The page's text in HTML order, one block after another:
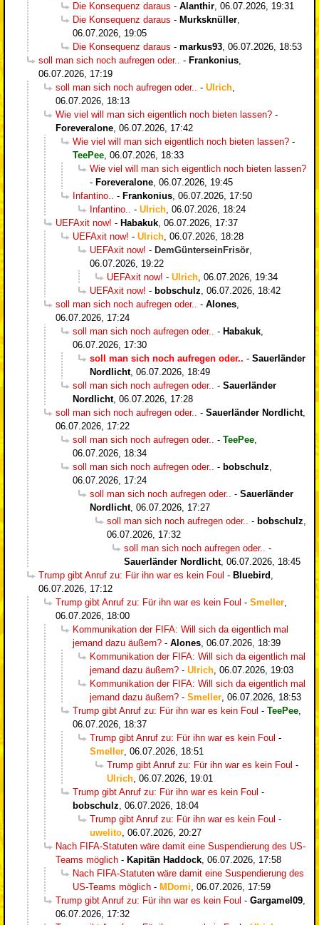
Die Konsequenz daraus - Alanthir, 06.07.2026, 19:31
Die Konsequenz daraus - Murksknüller,
06.07.2026, 19:05
Die Konsequenz daraus - markus93, 06.07.2026, 18:53
soll man sich noch aufregen oder.. - Frankonius,
06.07.2026, 17:19
soll man sich noch aufregen oder.. - Ulrich,
06.07.2026, 18:13
Wie viel will man sich eigentlich noch bieten lassen? -
Foreveralone, 06.07.2026, 17:42
Wie viel will man sich eigentlich noch bieten lassen? -
TeePee, 06.07.2026, 18:33
Wie viel will man sich eigentlich noch bieten lassen?
- Foreveralone, 06.07.2026, 19:45
Infantino.. - Frankonius, 06.07.2026, 17:50
Infantino.. - Ulrich, 06.07.2026, 18:24
UEFAxit now! - Habakuk, 06.07.2026, 17:37
UEFAxit now! - Ulrich, 06.07.2026, 18:28
UEFAxit now! - DemGünterseinFrisör,
06.07.2026, 19:22
UEFAxit now! - Ulrich, 06.07.2026, 19:34
UEFAxit now! - bobschulz, 06.07.2026, 18:42
soll man sich noch aufregen oder.. - Alones,
06.07.2026, 17:24
soll man sich noch aufregen oder.. - Habakuk,
06.07.2026, 17:30
soll man sich noch aufregen oder.. - Sauerländer
Nordlicht, 06.07.2026, 18:49
soll man sich noch aufregen oder.. - Sauerländer
Nordlicht, 06.07.2026, 17:28
soll man sich noch aufregen oder.. - Sauerländer Nordlicht,
06.07.2026, 17:22
soll man sich noch aufregen oder.. - TeePee,
06.07.2026, 18:34
soll man sich noch aufregen oder.. - bobschulz,
06.07.2026, 17:24
soll man sich noch aufregen oder.. - Sauerländer
Nordlicht, 06.07.2026, 17:27
soll man sich noch aufregen oder.. - bobschulz,
06.07.2026, 17:32
soll man sich noch aufregen oder.. -
Sauerländer Nordlicht, 06.07.2026, 18:45
Trump gibt Anruf zu: Für ihn war es kein Foul - Bluebird ,
06.07.2026, 17:12
Trump gibt Anruf zu: Für ihn war es kein Foul - Smeller,
06.07.2026, 18:00
Kommunikation der FIFA: Will sich da eigentlich mal
jemand dazu äußern? - Alones, 06.07.2026, 18:39
Kommunikation der FIFA: Will sich da eigentlich mal
jemand dazu äußern? - Ulrich, 06.07.2026, 19:03
Kommunikation der FIFA: Will sich da eigentlich mal
jemand dazu äußern? - Smeller, 06.07.2026, 18:53
Trump gibt Anruf zu: Für ihn war es kein Foul - TeePee,
06.07.2026, 18:37
Trump gibt Anruf zu: Für ihn war es kein Foul -
Smeller, 06.07.2026, 18:51
Trump gibt Anruf zu: Für ihn war es kein Foul -
Ulrich, 06.07.2026, 19:01
Trump gibt Anruf zu: Für ihn war es kein Foul -
bobschulz, 06.07.2026, 18:04
Trump gibt Anruf zu: Für ihn war es kein Foul -
uwelito, 06.07.2026, 20:27
Nach FIFA-Statuten wäre damit eine Suspendierung des US-
Teams möglich - Kapitän Haddock, 06.07.2026, 17:58
Nach FIFA-Statuten wäre damit eine Suspendierung des
US-Teams möglich - MDomi, 06.07.2026, 17:59
Trump gibt Anruf zu: Für ihn war es kein Foul - Gargamel09,
06.07.2026, 17:32